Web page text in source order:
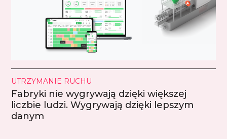
UTRZYMANIE RUCHU
Fabryki nie wygrywają dzięki większej
liczbie ludzi. Wygrywają dzięki lepszym
danym